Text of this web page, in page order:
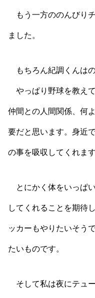
もう一方ののんびり
ました。
もちろん紀調くんは
やっぱり野球を教え
仲間との人間関係、何
要だと思います。身近
の事を吸収してくれます
とにかく体をいっぱ
してくれることを期待
ッカーもやりたいそう
たいものです。
そして私は夜にテュー